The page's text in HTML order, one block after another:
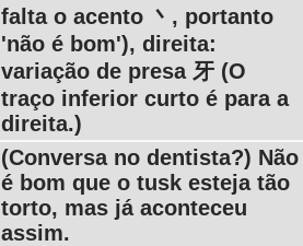
falta o acento 丶, portanto
'não é bom'), direita:
variação de presa 牙 (O
traço inferior curto é para a
direita.)
(Conversa no dentista?) Não
é bom que o tusk esteja tão
torto, mas já aconteceu
assim.